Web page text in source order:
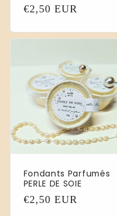
Prix
€2,50 EUR
Fondants Parfumés
PERLE DE SOIE
Prix
€2,50 EUR